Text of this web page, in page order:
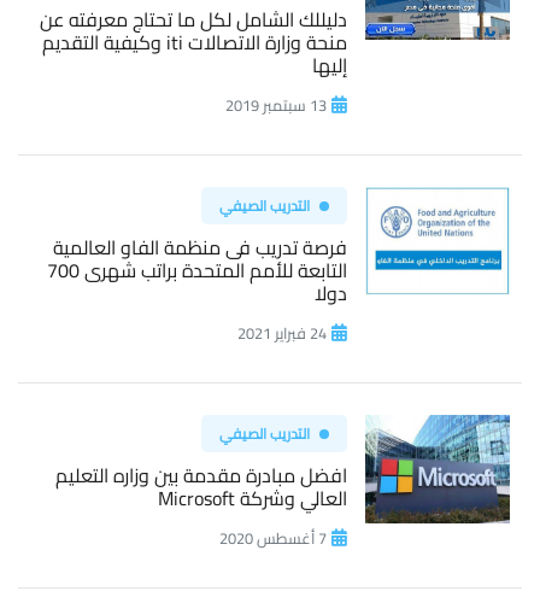
دليللك الشامل لكل ما تحتاج معرفته عن
منحة وزارة الاتصالات iti وكيفية التقديم
إليها
13 سبتمبر 2019
التدريب الصيفي
فرصة تدريب فى منظمة الفاو العالمية
التابعة للأمم المتحدة براتب شهرى 700
دولا
24 فبراير 2021
التدريب الصيفي
افضل مبادرة مقدمة بين وزاره التعليم
العالي وشركة Microsoft
7 أغسطس 2020